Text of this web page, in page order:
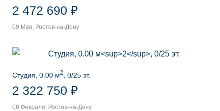
2 472 690 ₽
09 Мая, Ростов-на-Дону
Студия, 0.00 м2 , 0/25 эт.
2 322 750 ₽
08 Февраля, Ростов-на-Дону